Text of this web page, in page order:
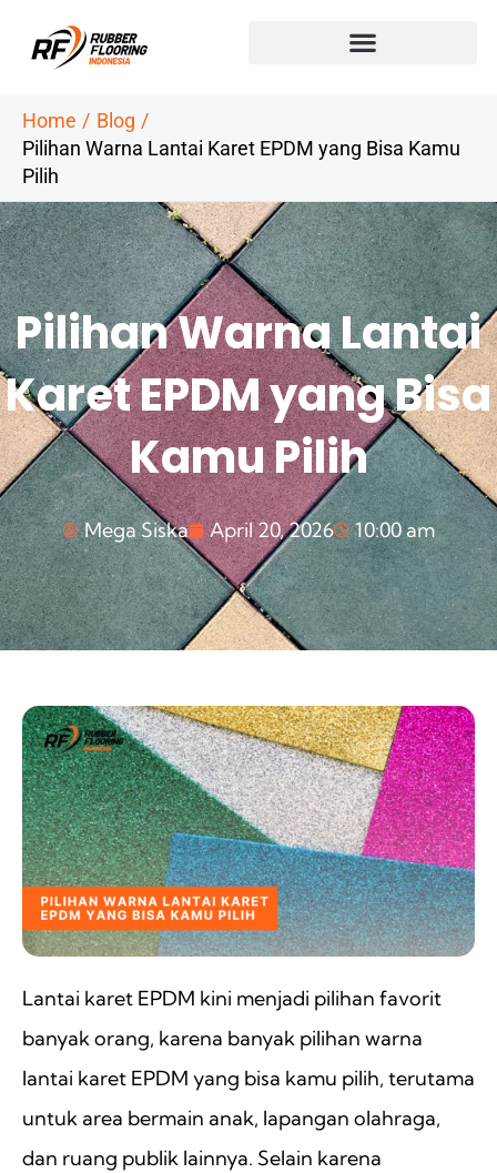
Home
Blog
Pilihan Warna Lantai Karet EPDM yang Bisa Kamu
Pilih
Pilihan Warna Lantai
Karet EPDM yang Bisa
Kamu Pilih
Mega Siska April 20, 2026 10:00 am
Lantai karet EPDM kini menjadi pilihan favorit
banyak orang, karena banyak pilihan warna
lantai karet EPDM yang bisa kamu pilih, terutama
untuk area bermain anak, lapangan olahraga,
dan ruang publik lainnya. Selain karena